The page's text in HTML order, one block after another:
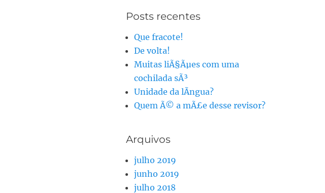
Posts recentes
Que fracote!
De volta!
Muitas liÃ§Ãµes com uma
cochilada sÃ³
Unidade da lÃ­ngua?
Quem Ã© a mÃ£e desse revisor?
Arquivos
julho 2019
junho 2019
julho 2018